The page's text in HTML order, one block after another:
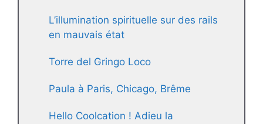
L’illumination spirituelle sur des rails
en mauvais état
Torre del Gringo Loco
Paula à Paris, Chicago, Brême
Hello Coolcation ! Adieu la